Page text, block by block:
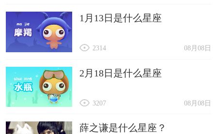
1月13日是什么星座
08月08日
2314
2月18日是什么星座
08月08日
3207
薛之谦是什么星座？